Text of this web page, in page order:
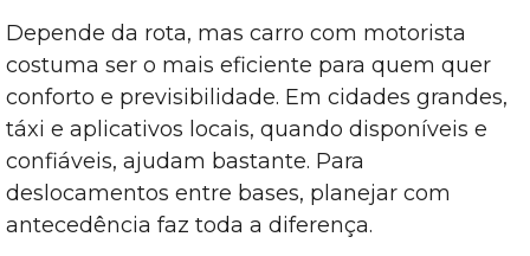
Depende da rota, mas carro com motorista
costuma ser o mais eficiente para quem quer
conforto e previsibilidade. Em cidades grandes,
táxi e aplicativos locais, quando disponíveis e
confiáveis, ajudam bastante. Para
deslocamentos entre bases, planejar com
antecedência faz toda a diferença.